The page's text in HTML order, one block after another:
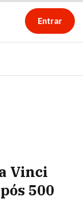
Entrar
Vinci
500